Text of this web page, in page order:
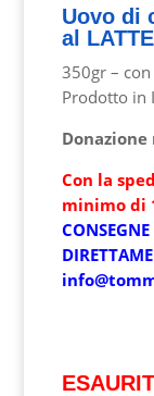
Uovo di
al LATTE
350gr –
Prodotto in
Con la
minimo di